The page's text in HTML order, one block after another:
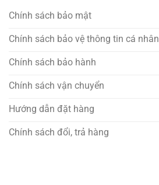
Chính sách bảo mật
Chính sách bảo vệ thông tin cá nhân
Chính sách bảo hành
Chính sách vận chuyển
Hướng dẫn đặt hàng
Chính sách đổi, trả hàng